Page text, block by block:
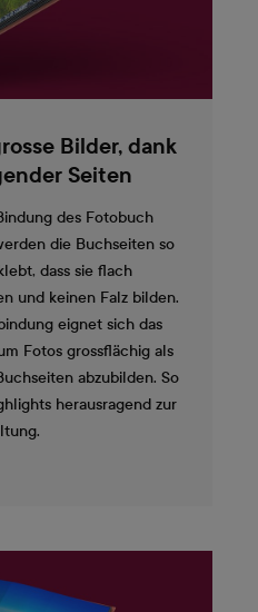
Bilder, dank
Seiten
des Fotobuch
die Buchseiten so
dass sie flach
und keinen Falz bilden.
eignet sich das
Fotos grossflächig als
abzubilden. So
herausragend zur